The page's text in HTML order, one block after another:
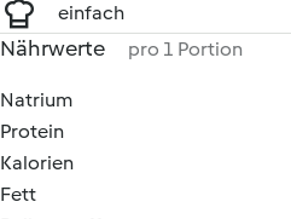
einfach
Nährwerte pro 1 Portion
Natrium
Protein
Kalorien
Fett